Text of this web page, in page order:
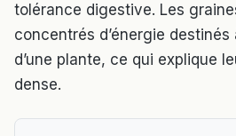
tolérance digestive. Les
concentrés d’énergie
d’une plante, ce qui explique
dense.